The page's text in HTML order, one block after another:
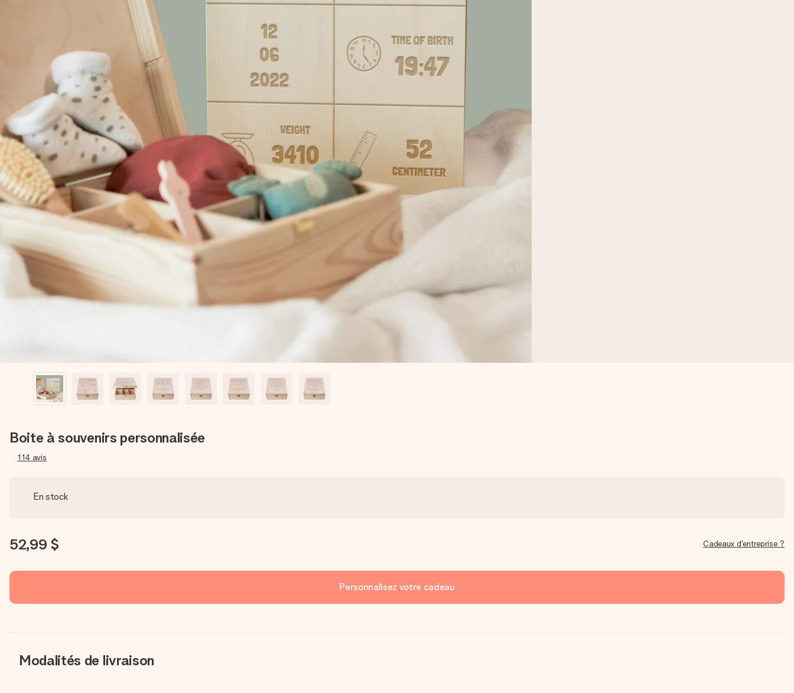
Boite à souvenirs personnalisée
114 avis
En stock
52,99 $ Cadeaux d'entreprise ?
Personnalisez votre cadeau
Modalités de livraison